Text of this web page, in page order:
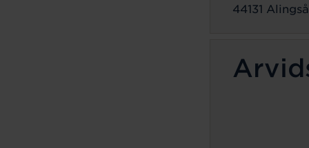
44131